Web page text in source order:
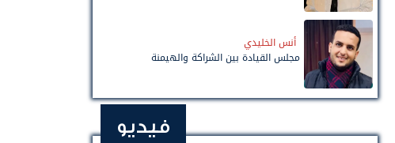
أنس الخليدي
مجلس القيادة بين الشراكة والهيمنة
فيديو